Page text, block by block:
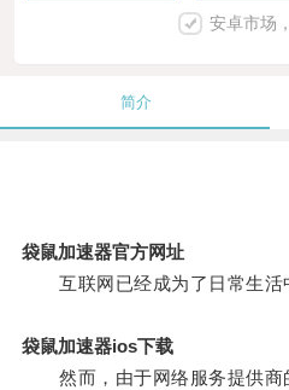
安卓市场
简介
袋鼠加速器官方网址
互联网已经成为了日常生活
袋鼠加速器ios下载
然而，由于网络服务提供商